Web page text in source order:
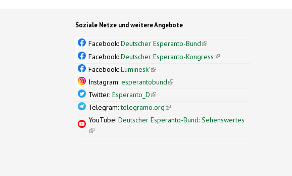
Soziale Netze und weitere Angebote
Facebook:Deutscher Esperanto-Bund(link is external)
Facebook:Deutscher Esperanto-Kongress(link is external)
Facebook:Luminesk'(link is external)
Instagram:esperantobund(link is external)
Twitter:Esperanto_D(link is external)
Telegram:telegramo.org(link is external)
YouTube:Deutscher Esperanto-Bund: Sehenswertes
(link is external)